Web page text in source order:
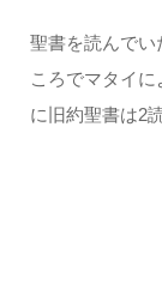
聖書を読んでい
ころでマタイ
に旧約聖書は2